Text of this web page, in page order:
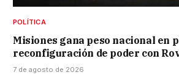
POLÍTICA
Misiones gana peso nacional en
reconfiguración de poder con
7 de agosto de 2026